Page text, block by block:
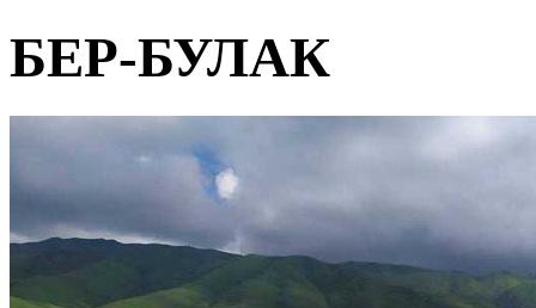
БЕР-БУЛАК